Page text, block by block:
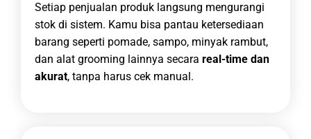
Setiap penjualan produk langsung mengurangi
stok di sistem. Kamu bisa pantau ketersediaan
barang seperti pomade, sampo, minyak rambut,
dan alat grooming lainnya secara real-time dan
akurat, tanpa harus cek manual.